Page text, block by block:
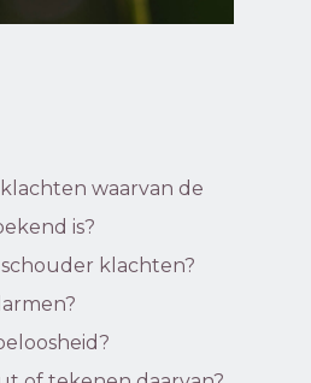
waarvan de
is?
klachten?